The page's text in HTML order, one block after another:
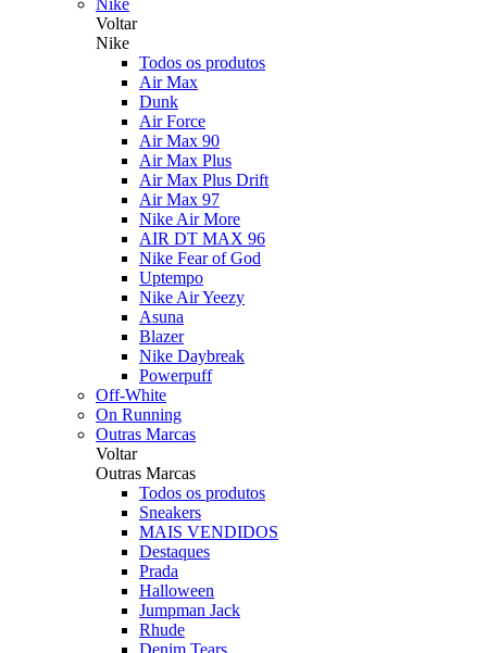
Nike
Voltar
Nike
Todos os produtos
Air Max
Dunk
Air Force
Air Max 90
Air Max Plus
Air Max Plus Drift
Air Max 97
Nike Air More
AIR DT MAX 96
Nike Fear of God
Uptempo
Nike Air Yeezy
Asuna
Blazer
Nike Daybreak
Powerpuff
Off-White
On Running
Outras Marcas
Voltar
Outras Marcas
Todos os produtos
Sneakers
MAIS VENDIDOS
Destaques
Prada
Halloween
Jumpman Jack
Rhude
Denim Tears